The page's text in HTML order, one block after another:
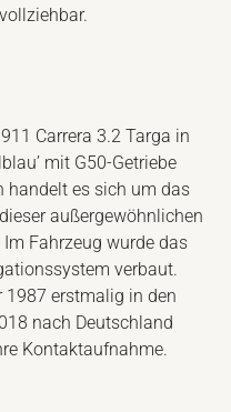
Carrera 3.2 Targa in
mit G50-Getriebe
handelt es sich um das
außergewöhnlichen
Fahrzeug wurde das
verbaut.
1987 erstmalig in den
nach Deutschland
Kontaktaufnahme.